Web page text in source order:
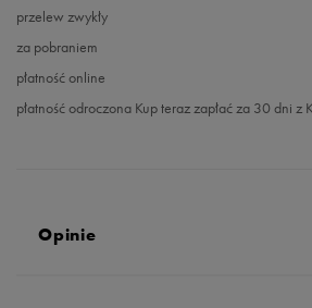
przelew zwykły
za pobraniem
płatność online
płatność odroczona Kup teraz zapłać za 30 dni z
Opinie